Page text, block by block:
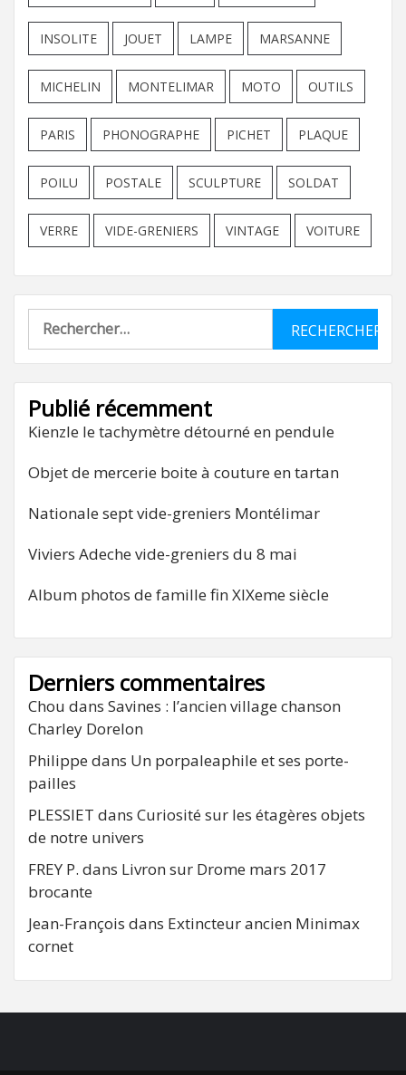
INSOLITE JOUET LAMPE MARSANNE
MICHELIN MONTELIMAR MOTO OUTILS
PARIS PHONOGRAPHE PICHET PLAQUE
POILU POSTALE SCULPTURE SOLDAT
VERRE VIDE-GRENIERS VINTAGE VOITURE
Rechercher :
Publié récemment
Kienzle le tachymètre détourné en pendule
Objet de mercerie boite à couture en tartan
Nationale sept vide-greniers Montélimar
Viviers Adeche vide-greniers du 8 mai
Album photos de famille fin XIXeme siècle
Derniers commentaires
Chou dans Savines : l’ancien village chanson
Charley Dorelon
Philippe dans Un porpaleaphile et ses porte-
pailles
PLESSIET dans Curiosité sur les étagères objets
de notre univers
FREY P. dans Livron sur Drome mars 2017
brocante
Jean-François dans Extincteur ancien Minimax
cornet